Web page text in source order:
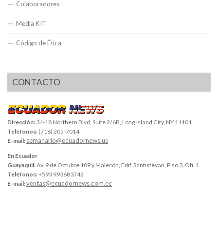
Colaboradores
Media KIT
Código de Ética
CONTACTO
Dirección: 34-18 Northern Blvd, Suite 2/6B, Long Island City, NY 11101
Teléfonos: (718) 205-7014
E-mail: semanario@ecuadornews.us
En Ecuador
Guayaquil:Av. 9 de Octubre 109 y Malecón, Edif. Santistevan, Piso 3, Ofi. 1
Teléfonos:+593 993683742
E-mail:ventas@ecuadornews.com.ec